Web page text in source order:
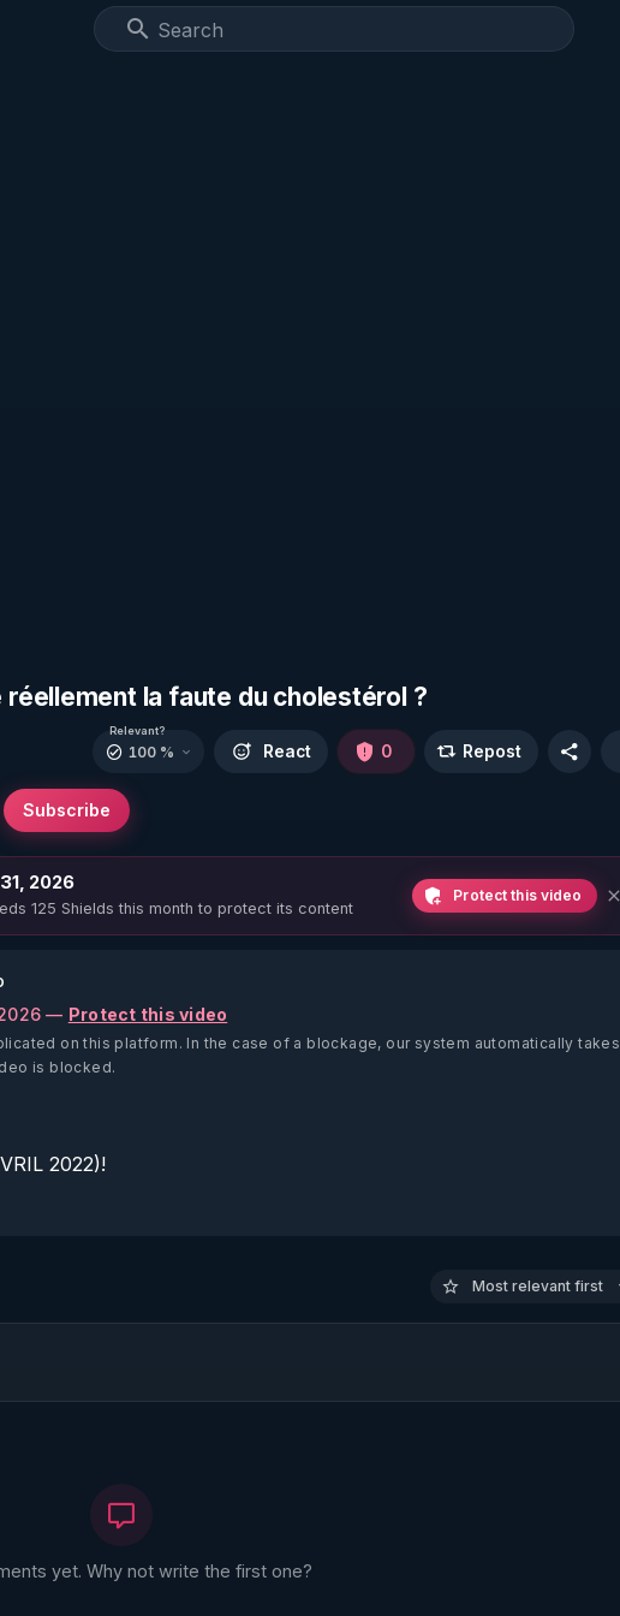
la faute du cholestérol ?
Subscribe
Relevant?
100 % React 0 Repost
2026
125 Shields this month to protect its content
Protect this video
— Protect this video
on this platform. In the case of a blockage, our system automatically takes
is blocked.
2022)!
Most relevant first
yet. Why not write the first one?